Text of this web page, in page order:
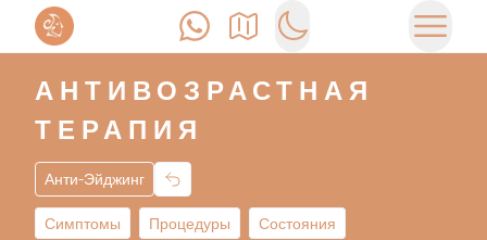
ПозвонитьКак доехатьSwitch to dark mode
АНТИВОЗРАСТНАЯ
ТЕРАПИЯ
Анти-Эйджинг
Симптомы Процедуры Состояния